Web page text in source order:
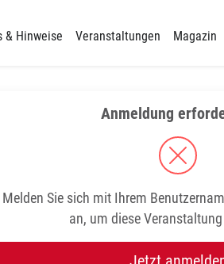
& Hinweise Veranstaltungen Magazin
Anmeldung
Melden Sie sich mit Ihrem
an, um diese